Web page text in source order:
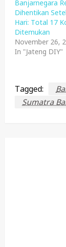
Banjarnegara
Dihentikan
Hari: Total 17
Ditemukan
November 26,
In "Jateng DIY"
Tagged:
Sumatra